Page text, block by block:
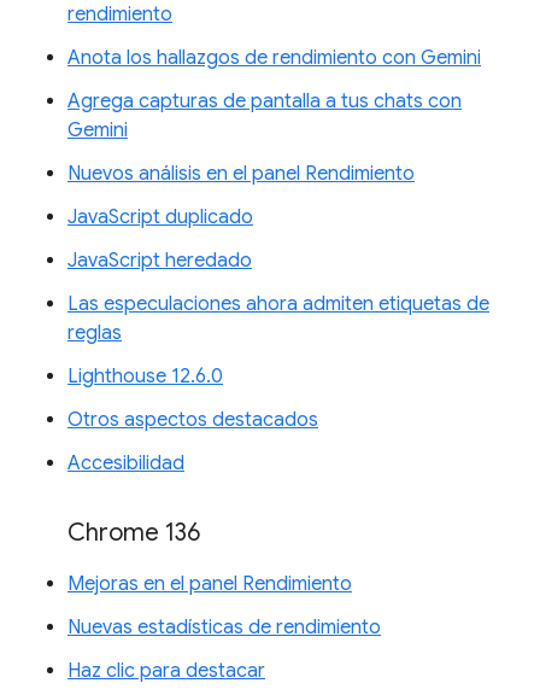
rendimiento
Anota los hallazgos de rendimiento con Gemini
Agrega capturas de pantalla a tus chats con
Gemini
Nuevos análisis en el panel Rendimiento
JavaScript duplicado
JavaScript heredado
Las especulaciones ahora admiten etiquetas de
reglas
Lighthouse 12.6.0
Otros aspectos destacados
Accesibilidad
Chrome 136
Mejoras en el panel Rendimiento
Nuevas estadísticas de rendimiento
Haz clic para destacar